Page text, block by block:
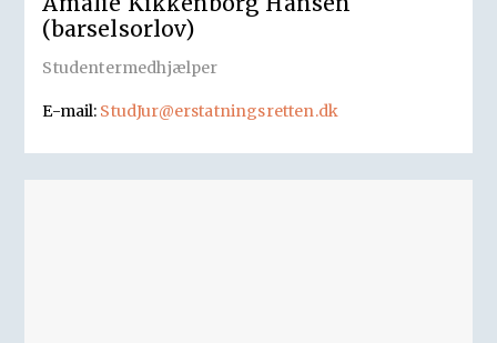
(barselsorlov)
Studentermedhjælper
E-mail: StudJur@erstatningsretten.dk